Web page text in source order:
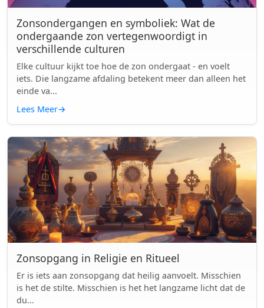
Zonsondergangen en symboliek: Wat de
ondergaande zon vertegenwoordigt in
verschillende culturen
Elke cultuur kijkt toe hoe de zon ondergaat - en voelt
iets. Die langzame afdaling betekent meer dan alleen het
einde va...
Lees Meer→
Zonsopgang in Religie en Ritueel
Er is iets aan zonsopgang dat heilig aanvoelt. Misschien
is het de stilte. Misschien is het het langzame licht dat de
du...